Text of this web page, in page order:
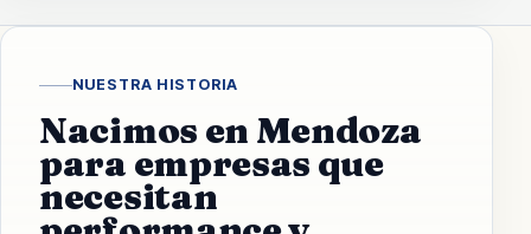
NUESTRA HISTORIA
Nacimos en Mendoza
para empresas que
necesitan